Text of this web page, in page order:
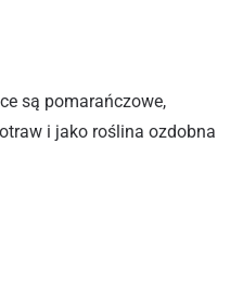
są pomarańczowe,
i jako roślina ozdobna